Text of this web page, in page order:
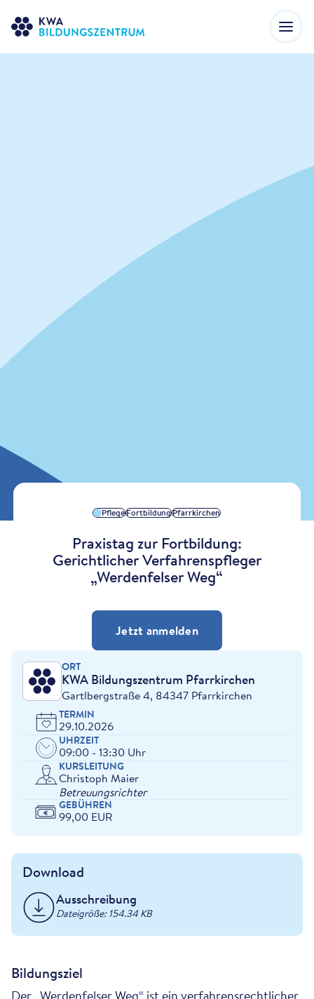
PflegeFortbildungPfarrkirchen
Praxistag zur Fortbildung:
Gerichtlicher Verfahrenspfleger
„Werdenfelser Weg“
Jetzt anmelden
ORT
KWA Bildungszentrum Pfarrkirchen
Gartlbergstraße 4, 84347 Pfarrkirchen
TERMIN
29.10.2026
UHRZEIT
09:00 - 13:30 Uhr
KURSLEITUNG
Christoph Maier
Betreuungsrichter
GEBÜHREN
99,00 EUR
Download
Ausschreibung
Dateigröße: 154.34 KB
Bildungsziel